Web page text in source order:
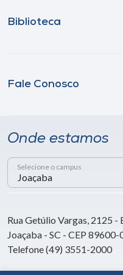
Biblioteca
Fale Conosco
Onde estamos
Selecione o campus
Rua Getúlio Vargas, 2125 -
Joaçaba - SC - CEP 89600-
Telefone (49) 3551-2000